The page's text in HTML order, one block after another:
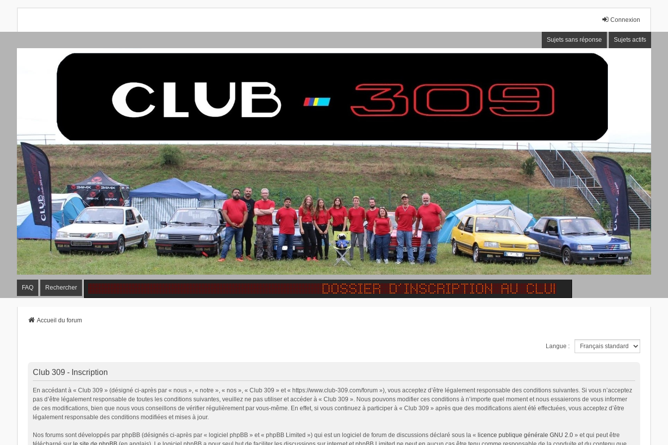
Connexion
Sujets sans réponse Sujets actifs
FAQ Rechercher
Accueil du forum
Langue :
Club 309 - Inscription
En accédant à « Club 309 » (désigné ci-après par « nous », « notre », « nos », « Club 309 » et « https://www.club-309.com/forum »), vous acceptez d’être légalement responsable des conditions suivantes. Si vous n’acceptez
pas d’être légalement responsable de toutes les conditions suivantes, veuillez ne pas utiliser et accéder à « Club 309 ». Nous pouvons modifier ces conditions à n’importe quel moment et nous essaierons de vous informer
de ces modifications, bien que nous vous conseillons de vérifier régulièrement par vous-même. En effet, si vous continuez à participer à « Club 309 » après que des modifications aient été effectuées, vous acceptez d’être
légalement responsable des conditions modifiées et mises à jour.
Nos forums sont développés par phpBB (désignés ci-après par « logiciel phpBB » et « phpBB Limited ») qui est un logiciel de forum de discussions déclaré sous la « licence publique générale GNU 2.0» et qui peut être